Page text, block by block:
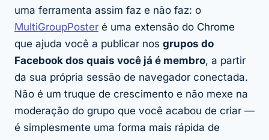
uma ferramenta assim faz e não faz: o
MultiGroupPoster é uma extensão do Chrome
que ajuda você a publicar nos grupos do
Facebook dos quais você já é membro, a partir
da sua própria sessão de navegador conectada.
Não é um truque de crescimento e não mexe na
moderação do grupo que você acabou de criar —
é simplesmente uma forma mais rápida de